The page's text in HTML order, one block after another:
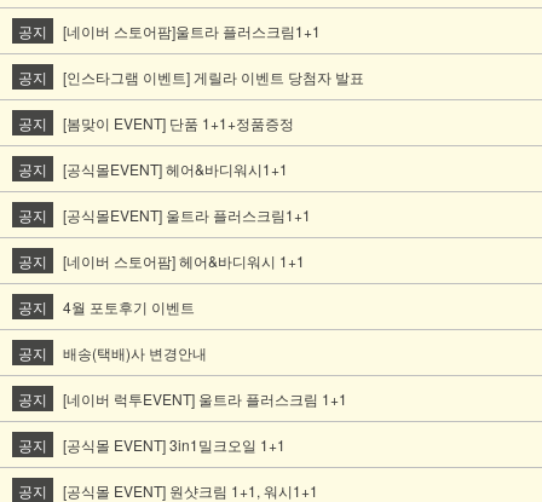
공지 [네이버 스토어팜]울트라 플러스크림1+1
공지 [인스타그램 이벤트] 게릴라 이벤트 당첨자 발표
공지 [봄맞이 EVENT] 단품 1+1+정품증정
공지 [공식몰EVENT] 헤어&바디워시1+1
공지 [공식몰EVENT] 울트라 플러스크림1+1
공지 [네이버 스토어팜] 헤어&바디워시 1+1
공지 4월 포토후기 이벤트
공지 배송(택배)사 변경안내
공지 [네이버 럭투EVENT] 울트라 플러스크림 1+1
공지 [공식몰 EVENT] 3in1밀크오일 1+1
공지 [공식몰 EVENT] 원샷크림 1+1, 워시1+1